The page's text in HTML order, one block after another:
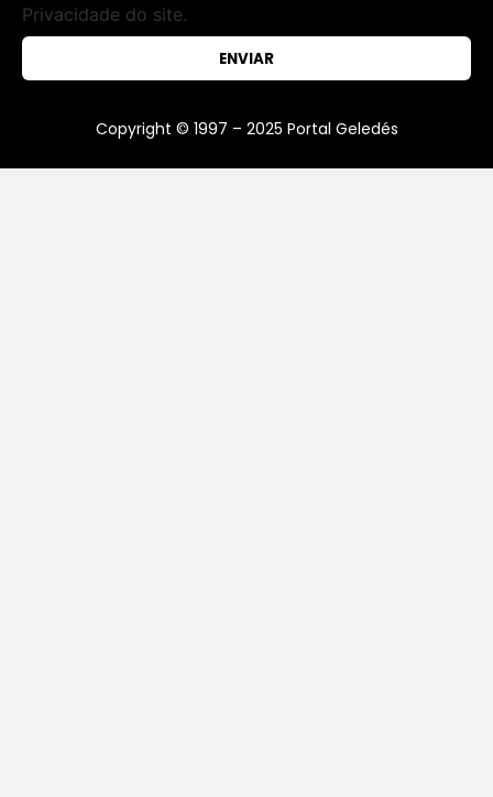
Privacidade do site.
ENVIAR
Copyright © 1997 – 2025 Portal Geledés